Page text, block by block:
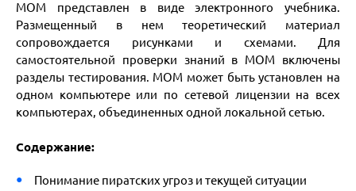
МОМ представлен в виде электронного учебника.
Размещенный в нем теоретический материал
сопровождается рисунками и схемами. Для
самостоятельной проверки знаний в МОМ включены
разделы тестирования. МОМ может быть установлен на
одном компьютере или по сетевой лицензии на всех
компьютерах, объединенных одной локальной сетью.
Содержание:
Понимание пиратских угроз и текущей ситуации